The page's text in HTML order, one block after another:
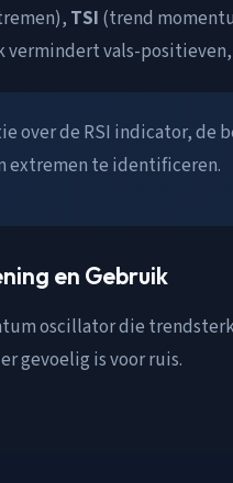
TSI (trend
vermindert vals-
over de RSI indicator, de
extremen te identificeren.
en Gebruik
oscillator die
gevoelig is voor ruis.